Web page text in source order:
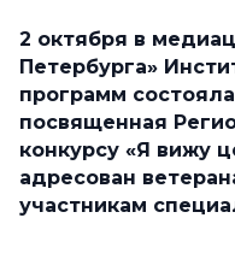
2 октября в
Петербурга»
программ
посвященная
конкурсу «Я вижу
адресован
участникам